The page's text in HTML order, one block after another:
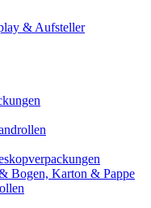
& Aufsteller
Bogen, Karton & Pappe